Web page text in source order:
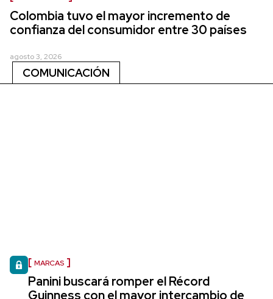
Colombia tuvo el mayor incremento de
confianza del consumidor entre 30 países
agosto 3, 2026
COMUNICACIÓN
MARCAS
Panini buscará romper el Récord
Guinness con el mayor intercambio de